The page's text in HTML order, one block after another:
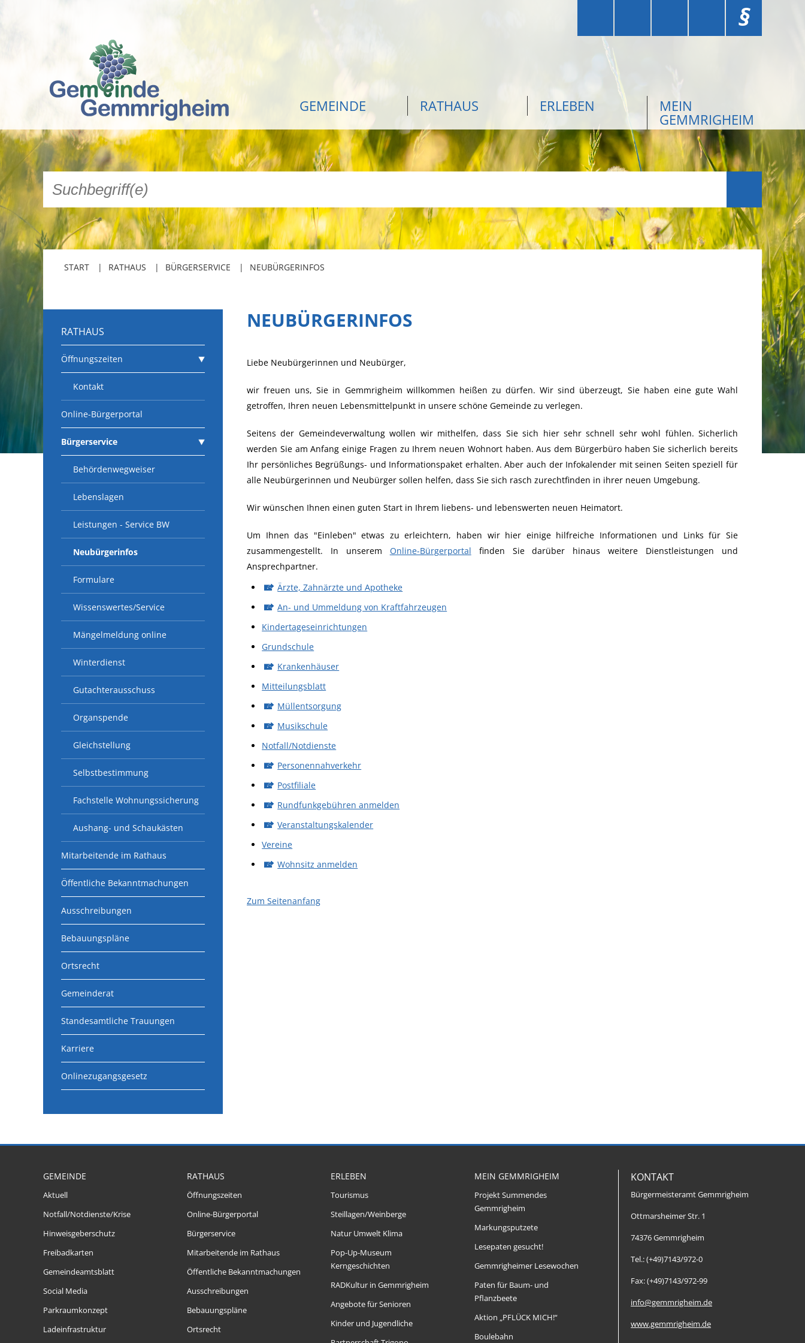
§
GEMEINDE RATHAUS ERLEBEN MEIN
GEMMRIGHEIM
START RATHAUS BÜRGERSERVICE NEUBÜRGERINFOS
RATHAUS
Öffnungszeiten
Kontakt
Online-Bürgerportal
Bürgerservice
Behördenwegweiser
Lebenslagen
Leistungen - Service BW
Neubürgerinfos
Formulare
Wissenswertes/Service
Mängelmeldung online
Winterdienst
Gutachterausschuss
Organspende
Gleichstellung
Selbstbestimmung
Fachstelle Wohnungssicherung
Aushang- und Schaukästen
Mitarbeitende im Rathaus
Öffentliche Bekanntmachungen
Ausschreibungen
Bebauungspläne
Ortsrecht
Gemeinderat
Standesamtliche Trauungen
Karriere
Onlinezugangsgesetz
NEUBÜRGERINFOS
Liebe Neubürgerinnen und Neubürger,
wir freuen uns, Sie in Gemmrigheim willkommen heißen zu dürfen. Wir sind überzeugt, Sie haben eine gute Wahl
getroffen, Ihren neuen Lebensmittelpunkt in unsere schöne Gemeinde zu verlegen.
Seitens der Gemeindeverwaltung wollen wir mithelfen, dass Sie sich hier sehr schnell sehr wohl fühlen. Sicherlich
werden Sie am Anfang einige Fragen zu Ihrem neuen Wohnort haben. Aus dem Bürgerbüro haben Sie sicherlich bereits
Ihr persönliches Begrüßungs- und Informationspaket erhalten. Aber auch der Infokalender mit seinen Seiten speziell für
alle Neubürgerinnen und Neubürger sollen helfen, dass Sie sich rasch zurechtfinden in ihrer neuen Umgebung.
Wir wünschen Ihnen einen guten Start in Ihrem liebens- und lebenswerten neuen Heimatort.
Um Ihnen das "Einleben" etwas zu erleichtern, haben wir hier einige hilfreiche Informationen und Links für Sie
zusammengestellt. In unserem Online-Bürgerportal finden Sie darüber hinaus weitere Dienstleistungen und
Ansprechpartner.
Ärzte, Zahnärzte und Apotheke
An- und Ummeldung von Kraftfahrzeugen
Kindertageseinrichtungen
Grundschule
Krankenhäuser
Mitteilungsblatt
Müllentsorgung
Musikschule
Notfall/Notdienste
Personennahverkehr
Postfiliale
Rundfunkgebühren anmelden
Veranstaltungskalender
Vereine
Wohnsitz anmelden
Zum Seitenanfang
GEMEINDE
Aktuell
Notfall/Notdienste/Krise
Hinweisgeberschutz
Freibadkarten
Gemeindeamtsblatt
Social Media
Parkraumkonzept
Ladeinfrastruktur
RATHAUS
Öffnungszeiten
Online-Bürgerportal
Bürgerservice
Mitarbeitende im Rathaus
Öffentliche Bekanntmachungen
Ausschreibungen
Bebauungspläne
Ortsrecht
ERLEBEN
Tourismus
Steillagen/Weinberge
Natur Umwelt Klima
Pop-Up-Museum
Kerngeschichten
RADKultur in Gemmrigheim
Angebote für Senioren
Kinder und Jugendliche
MEIN GEMMRIGHEIM
Projekt Summendes
Gemmrigheim
Markungsputzete
Lesepaten gesucht!
Gemmrigheimer Lesewochen
Paten für Baum- und
Pflanzbeete
Aktion „PFLÜCK MICH!“
Boulebahn
KONTAKT
Bürgermeisteramt Gemmrigheim
Ottmarsheimer Str. 1
74376 Gemmrigheim
Tel.: (+49)7143/972-0
Fax: (+49)7143/972-99
info@gemmrigheim.de
www.gemmrigheim.de